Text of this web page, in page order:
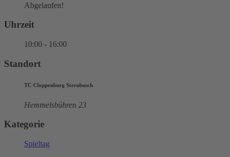
Abgelaufen!
Uhrzeit
10:00 - 16:00
Standort
TC Cloppenburg Sternbusch
Hemmelsbühren 23
Kategorie
Spieltag